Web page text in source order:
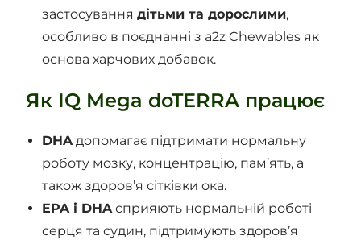
застосуваннядітьми та дорослими,
особливо в поєднанні з a2z Chewables як
основа харчових добавок.
Як IQ Mega doTERRA працює
DHAдопомагає підтримати нормальну
роботу мозку, концентрацію, пам’ять, а
також здоров’я сітківки ока.
EPA і DHAсприяють нормальній роботі
серця та судин, підтримують здоров’я